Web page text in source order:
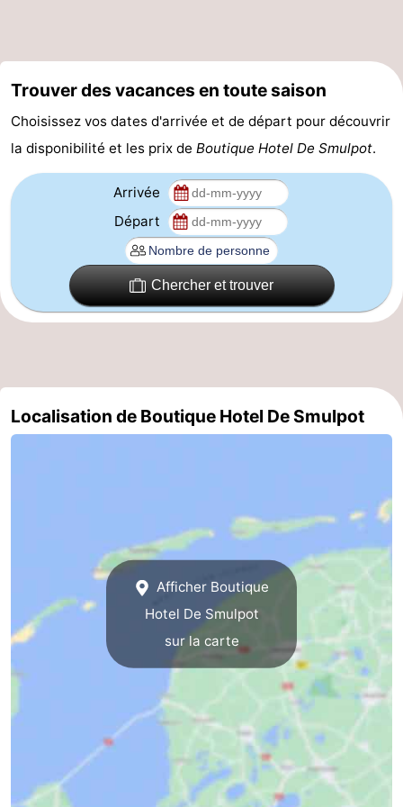
Monuments
-
Églises
-
de
Attractions
-
Fermes
-
Terrains
-
Piscines
-
Faire
du
-
Randonnée
-
Surfen
Trouver des vacances en toute saison
Choisissez vos dates d'arrivée et de départ pour découvrir
la disponibilité et les prix de Boutique Hotel De Smulpot.
Arrivée
Départ
Chercher et trouver
Localisation de Boutique Hotel De Smulpot
Afficher Boutique
Hotel De Smulpot
sur la carte